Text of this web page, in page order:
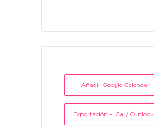
+ Añadir Google Calendar
Exportación + iCal / Outlook